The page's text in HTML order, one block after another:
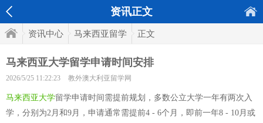
资讯正文
资讯中心 马来西亚留学 正文
马来西亚大学留学申请时间安排
2026/5/25 11:22:23 教外澳大利亚留学网
马来西亚大学留学申请时间需提前规划，多数公立大学一年有两次入
学，分别为2月和9月，申请通常需提前4 - 6个月，即前一年8 - 10月或